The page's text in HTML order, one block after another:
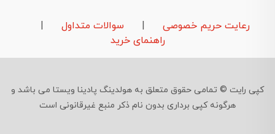
رعایت حریم خصوصی سوالات متداول
راهنمای خرید
کپی رایت © تمامی حقوق متعلق به هولدینگ پادینا ویستا می باشد و
هرگونه کپی برداری بدون نام ذکر منبع غیرقانونی است